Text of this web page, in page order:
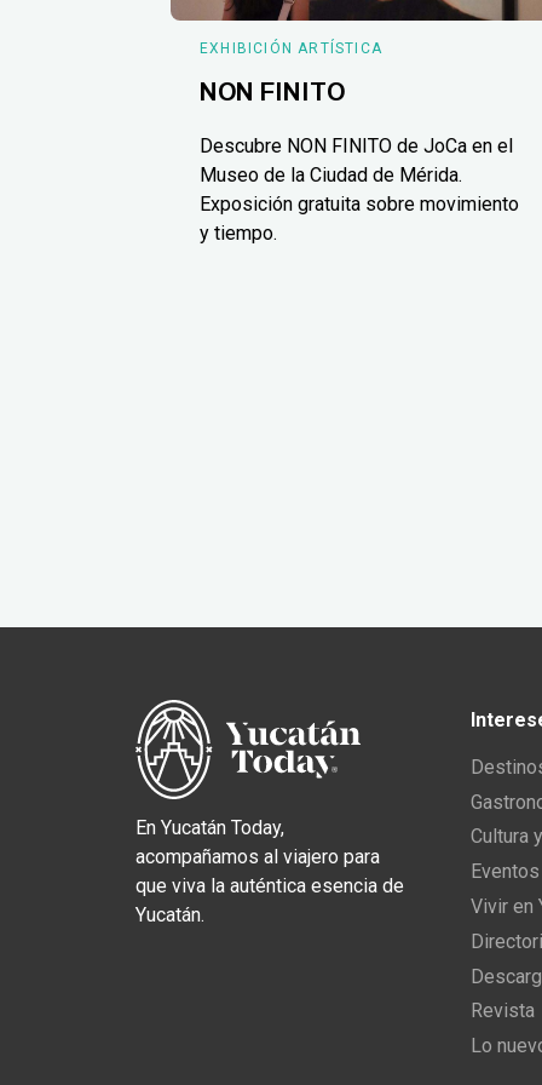
EXHIBICIÓN ARTÍSTICA
NON FINITO
Descubre NON FINITO de JoCa en el
Museo de la Ciudad de Mérida.
Exposición gratuita sobre movimiento
y tiempo.
En Yucatán Today,
acompañamos al viajero para
que viva la auténtica esencia de
Yucatán.
Cultura
Vivir en
Revista
Lo